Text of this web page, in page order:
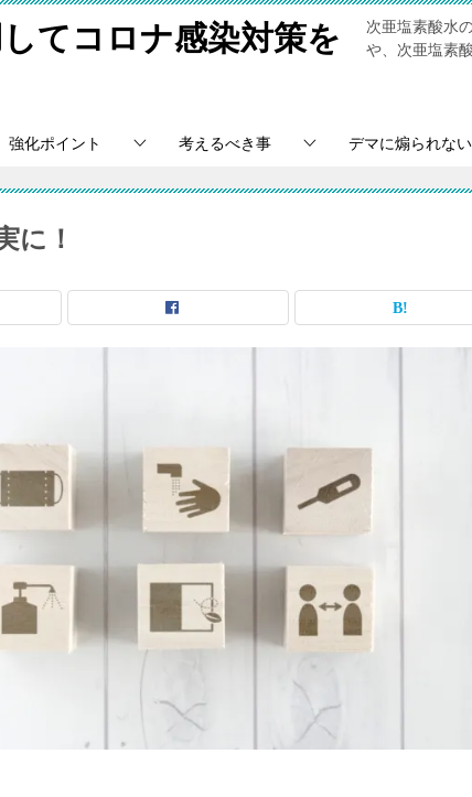
てコロナ感染対策を
次亜塩素酸水
や、次亜塩素
強化ポイント 考えるべき事 デマに煽られない
に！